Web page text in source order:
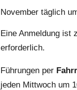
November täglich
Eine Anmeldung ist
erforderlich.
Führungen per
jeden Mittwoch um